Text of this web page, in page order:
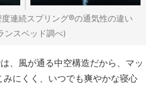
連続スプリング®の通気性の違い
ンスベッド調べ)
は、風が通る中空構造だから、マッ
みにくく、いつでも爽やかな寝心